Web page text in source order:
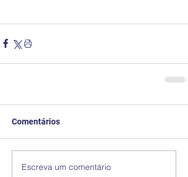
Comentários
Escreva um comentário